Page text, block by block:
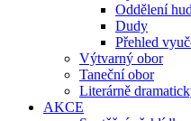
Oddělení
Dudy
Přehled
Výtvarný obor
Taneční obor
Literárně
AKCE